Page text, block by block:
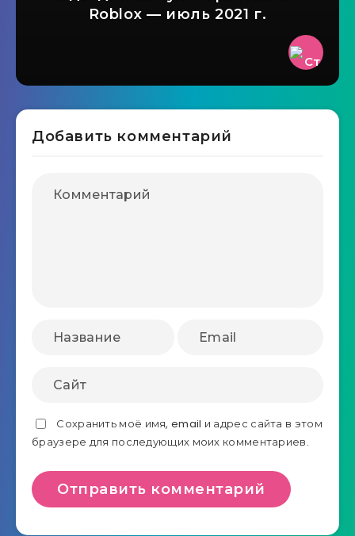
Roblox — июль 2021 г.
Добавить комментарий
Сохранить моё имя, email и адрес сайта в этом
браузере для последующих моих комментариев.